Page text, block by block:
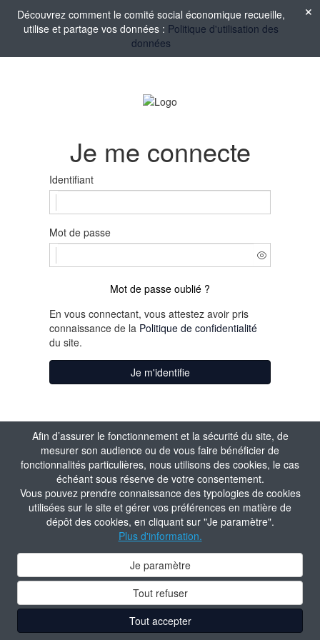
Afin d’assurer le fonctionnement et la sécurité du site, de
mesurer son audience ou de vous faire bénéficier de
fonctionnalités particulières, nous utilisons des cookies, le cas
échéant sous réserve de votre consentement.
Vous pouvez prendre connaissance des typologies de cookies
utilisées sur le site et gérer vos préférences en matière de
dépôt des cookies, en cliquant sur "Je paramètre".
Plus d'information.
Je paramètre
Tout refuser
Tout accepter
Découvrez comment le comité social économique recueille,
utilise et partage vos données : Politique d'utilisation des
données
Je me connecte
Identifiant
Mot de passe
Mot de passe oublié ?
En vous connectant, vous attestez avoir pris
connaissance de la Politique de confidentialité
du site.
Je m'identifie